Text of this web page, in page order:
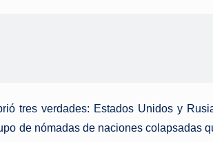
tres verdades: Estados Unidos y
de nómadas de naciones colapsadas